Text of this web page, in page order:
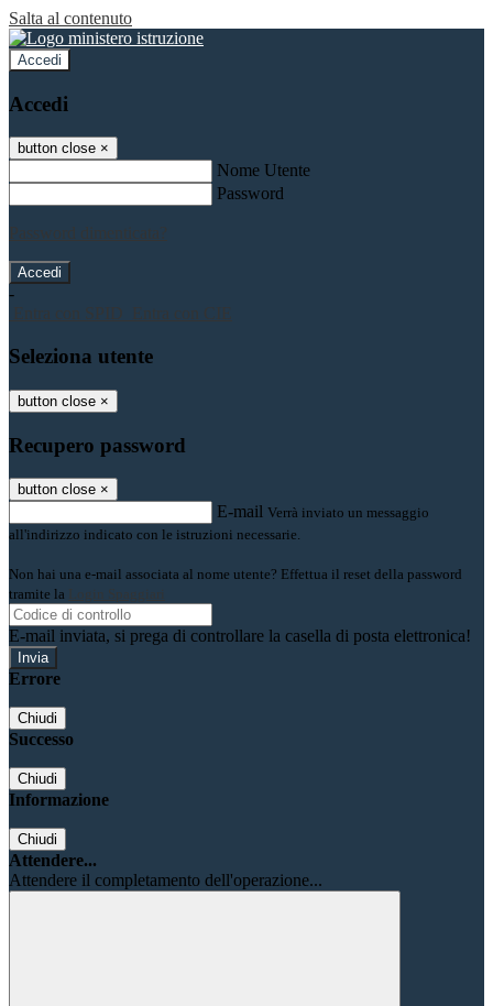
Salta al contenuto
Accedi
Accedi
button close ×
Nome Utente
Password
Password dimenticata?
-
Entra con SPID
Entra con CIE
Seleziona utente
button close ×
Recupero password
button close ×
E-mail Verrà inviato un messaggio
all'indirizzo indicato con le istruzioni necessarie.
Non hai una e-mail associata al nome utente? Effettua il reset della password
tramite la
Login Spaggiari
E-mail inviata, si prega di controllare la casella di posta elettronica!
Errore
Chiudi
Successo
Chiudi
Informazione
Chiudi
Attendere...
Attendere il completamento dell'operazione...